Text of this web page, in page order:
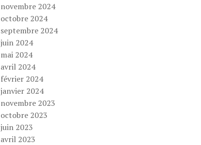
novembre 2024
octobre 2024
septembre 2024
juin 2024
mai 2024
avril 2024
février 2024
janvier 2024
novembre 2023
octobre 2023
juin 2023
avril 2023